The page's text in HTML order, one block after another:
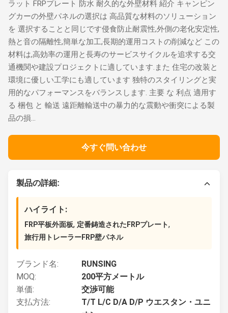
ラット FRPプレート 防水 耐久的な外壁材料 紹介 キャンピン
グカーの外壁パネルの選択は 高品質な材料のソリューション
を 選択することと同じです侵食防止耐震性,外側の老化安定性,
熱と音の隔離性,簡単な加工,長期的運用コストの削減など この
材料は,高効率の運用と長寿のサービスサイクルを追求する交
通機関や建設プロジェクトに適しています.また 住宅の改装と
環境に優しい工学にも適しています 独特のスタイリングと実
用的なパフォーマンスをバランスします. 主要 な 利点 適用す
る 梱包 と 輸送 遠距離輸送中の暴力的な震動や衝突による製
品の損...
今すぐ問い合わせ
製品の詳細:
ハイライト:
FRP平板外面板, 定番鋳造されたFRPプレート,
旅行用トレーラーFRP壁パネル
ブランド名:
RUNSING
MOQ:
200平方メートル
単価:
交渉可能
支払方法:
T/T L/C D/A D/P ウエスタン・ユニ